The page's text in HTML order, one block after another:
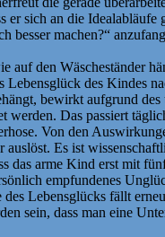
er sich an die Idealabläufe
besser machen?“
auf den Wäscheständer
des Kindes
bewirkt aufgrund
werden. Das passiert
Von den
Es ist
arme Kind erst mit
empfundenes
Lebensglücks fällt
sein, dass man eine